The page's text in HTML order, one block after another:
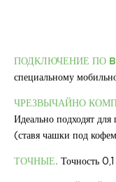
ПОДКЛЮЧЕНИЕ ПО
специальному
ЧРЕЗВЫЧАЙНО
Идеально подходят для
(ставя чашки под
ТОЧНЫЕ. Точность 0,1